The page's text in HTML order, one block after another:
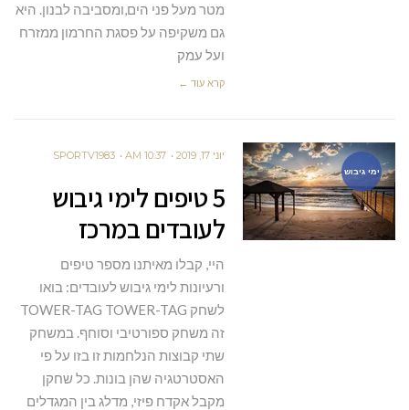
מטר מעל פני הים,ומסביבה לבנון. היא
גם משקיפה על פסגת החרמון ממזרח
ועל עמק
קרא עוד ←
ימי גיבוש
יוני 17, 2019 10:37 AM
SPORTV1983
5 טיפים לימי גיבוש
לעובדים במרכז
היי, קבלו מאיתנו מספר טיפים
ורעיונות לימי גיבוש לעובדים: בואו
לשחק TOWER-TAG TOWER-TAG
זה משחק ספורטיבי וסוחף. במשחק
שתי קבוצות הנלחמות זו בזו על פי
האסטרטגיה שהן בונות. כל שחקן
מקבל אקדח פיזי, מדלג בין המגדלים